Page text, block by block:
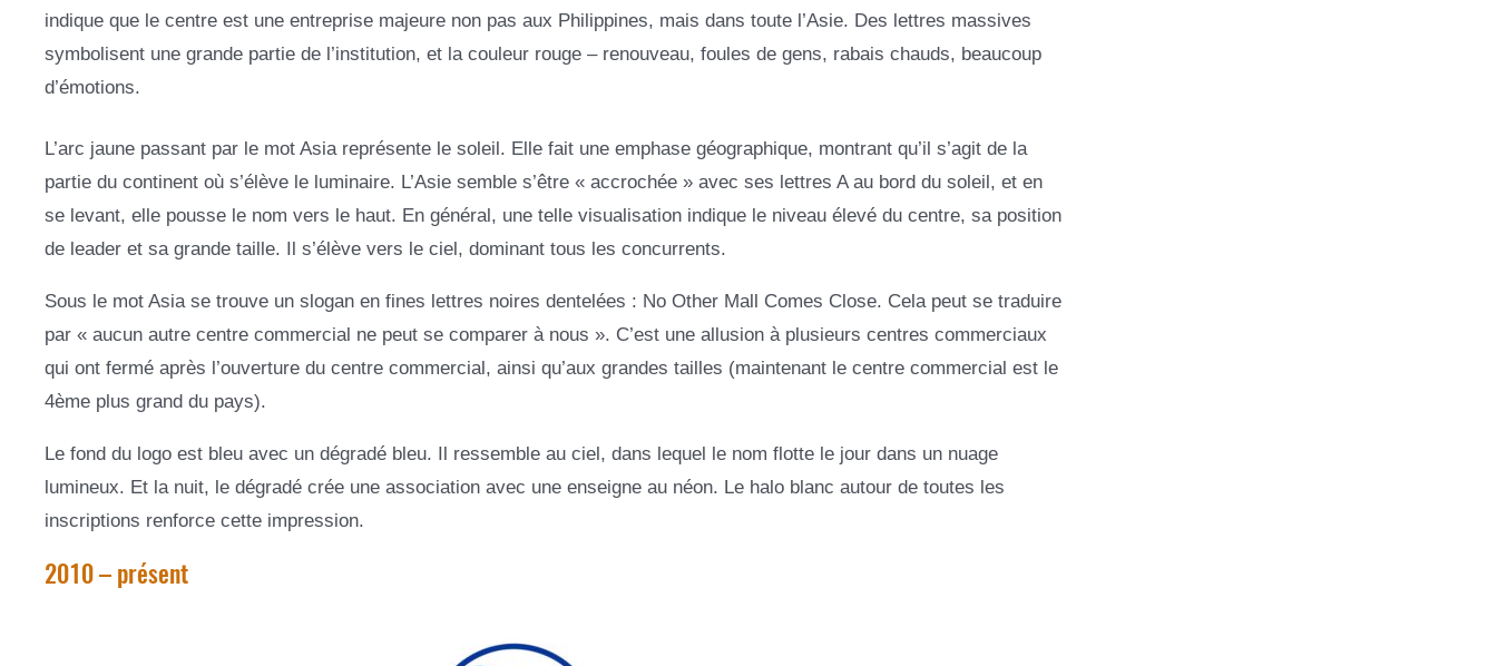
indique que le centre est une entreprise majeure non pas aux Philippines, mais dans toute l’Asie. Des lettres massives
symbolisent une grande partie de l’institution, et la couleur rouge – renouveau, foules de gens, rabais chauds, beaucoup
d’émotions.
L’arc jaune passant par le mot Asia représente le soleil. Elle fait une emphase géographique, montrant qu’il s’agit de la
partie du continent où s’élève le luminaire. L’Asie semble s’être « accrochée » avec ses lettres A au bord du soleil, et en
se levant, elle pousse le nom vers le haut. En général, une telle visualisation indique le niveau élevé du centre, sa position
de leader et sa grande taille. Il s’élève vers le ciel, dominant tous les concurrents.
Sous le mot Asia se trouve un slogan en fines lettres noires dentelées : No Other Mall Comes Close. Cela peut se traduire
par « aucun autre centre commercial ne peut se comparer à nous ». C’est une allusion à plusieurs centres commerciaux
qui ont fermé après l’ouverture du centre commercial, ainsi qu’aux grandes tailles (maintenant le centre commercial est le
4ème plus grand du pays).
Le fond du logo est bleu avec un dégradé bleu. Il ressemble au ciel, dans lequel le nom flotte le jour dans un nuage
lumineux. Et la nuit, le dégradé crée une association avec une enseigne au néon. Le halo blanc autour de toutes les
inscriptions renforce cette impression.
2010 – présent